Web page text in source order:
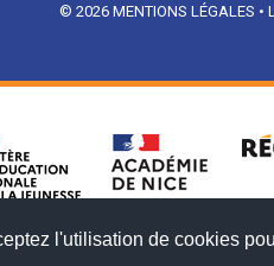
l'utilisation de cookies
© 2026 MENTIONS LÉGALES •